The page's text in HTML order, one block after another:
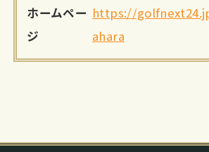
ホームペー
ジ
https://
ahara